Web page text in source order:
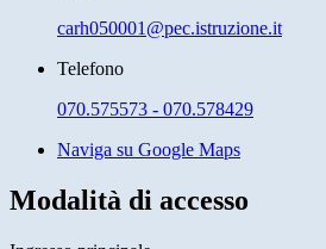
carh050001@pec.istruzione.it
Telefono
070.575573 - 070.578429
Naviga su Google Maps
Modalità di accesso